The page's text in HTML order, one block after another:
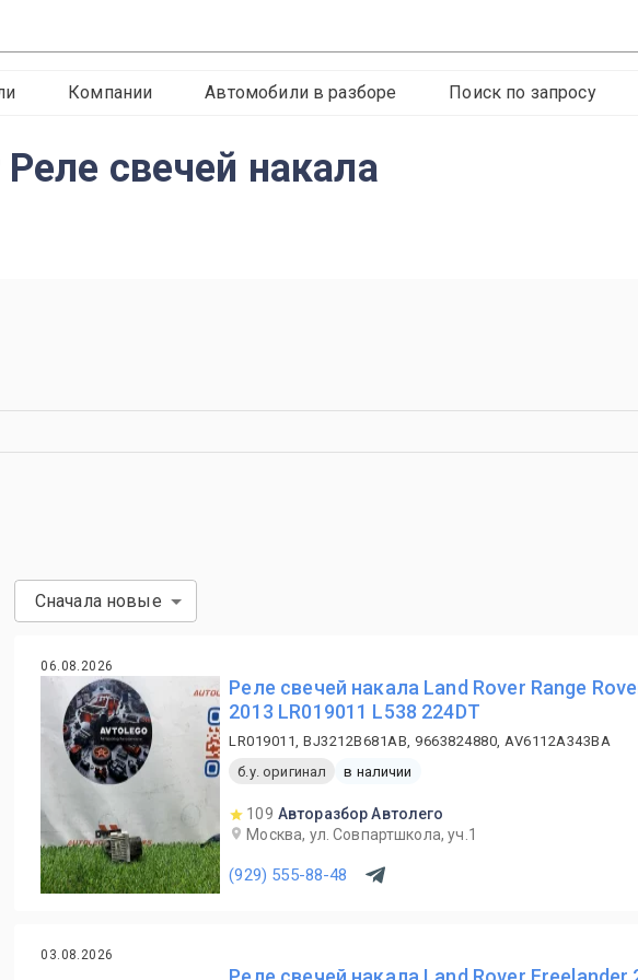
Компании Автомобили в разборе Поиск по запросу
свечей накала
Сначала новые
06.08.2026
Реле свечей накала Land Rover Range
2013 LR019011 L538 224DT
LR019011, BJ3212B681AB, 9663824880, AV6112A343BA
б.у. оригинал
в наличии
109 Авторазбор Автолего
Москва, ул. Совпартшкола, уч.1
(929) 555-88-48
03.08.2026